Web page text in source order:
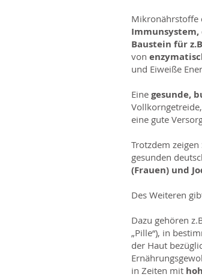
Mikronährstoffe
Baustein für
von
und Eiweiße
Eine gesunde,
eine gute
Trotzdem
gesunden
(Frauen) und
Des Weiteren
Dazu gehören
„Pille“), in
der Haut
in Zeiten mit